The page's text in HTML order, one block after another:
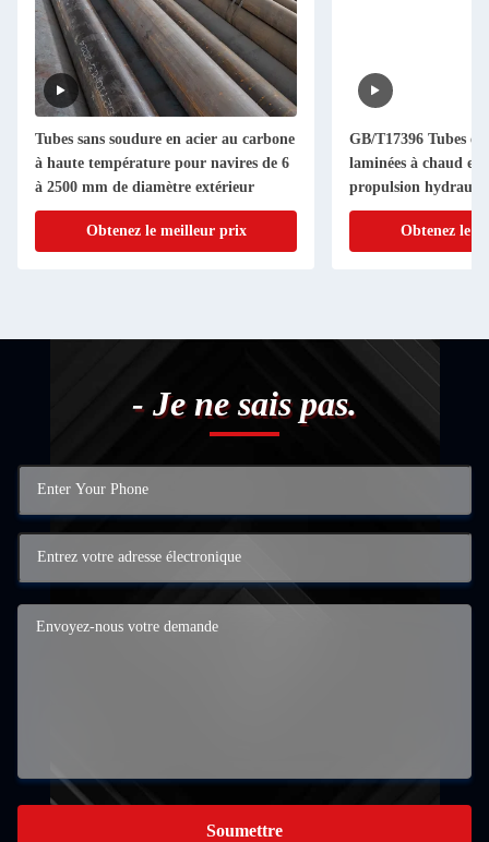
Tubes sans soudure en acier au carbone
à haute température pour navires de 6
à 2500 mm de diamètre extérieur
Obtenez le meilleur prix
GB/T17396 Tubes
laminées à chaud
propulsion
Obtenez le
- Je ne sais pas.
Soumettre